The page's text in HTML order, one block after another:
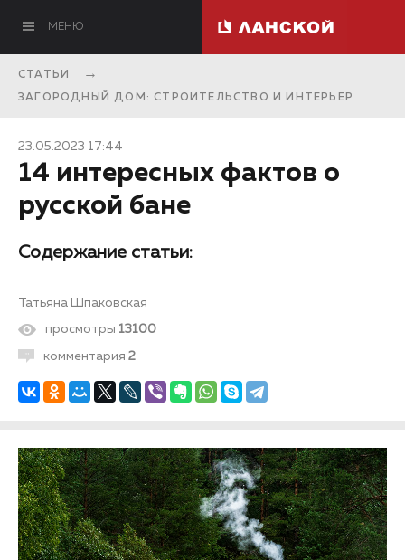
МЕНЮ
СТАТЬИ
ЗАГОРОДНЫЙ ДОМ: СТРОИТЕЛЬСТВО И ИНТЕРЬЕР
23.05.2023 17:44
14 интересных фактов о
русской бане
Содержание статьи:
Татьяна Шпаковская
просмотры 13100
комментария 2